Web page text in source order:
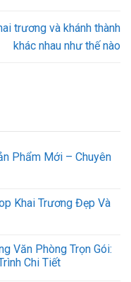
trương và khánh thành
khác nhau như thế nào
Phẩm Mới – Chuyên
Khai Trương Đẹp Và
Văn Phòng Trọn Gói:
Chi Tiết